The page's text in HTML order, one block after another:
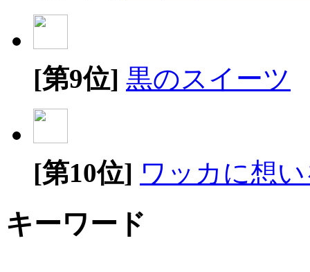
[第9位] 黒のスイーツ
[第10位] ワッカに想
キーワード